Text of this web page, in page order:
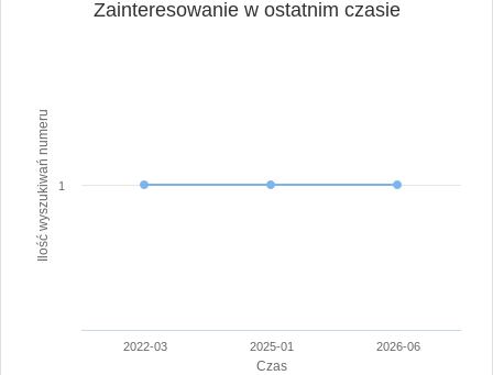
Czas
Ilość wyszukiwań numeru
Zainteresowanie w ostatnim czasie
2022-03 2025-01 2026-06
1